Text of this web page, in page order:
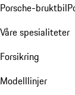
Porsche-bruktbil
Våre spesialiteter
Forsikring
Modelllinjer